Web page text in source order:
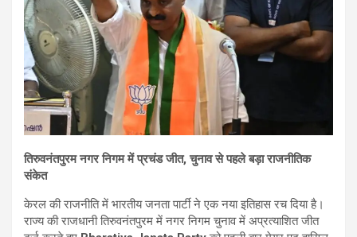
तिरुवनंतपुरम नगर निगम में प्रचंड जीत, चुनाव से पहले बड़ा राजनीतिक
संकेत
केरल की राजनीति में भारतीय जनता पार्टी ने एक नया इतिहास रच दिया है।
राज्य की राजधानी तिरुवनंतपुरम में नगर निगम चुनाव में अप्रत्याशित जीत